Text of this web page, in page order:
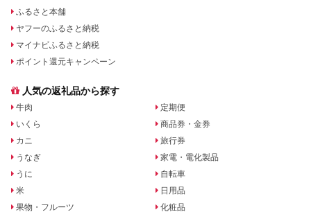
ふるさと本舗
ヤフーのふるさと納税
マイナビふるさと納税
ポイント還元キャンペーン
人気の返礼品から探す
牛肉
いくら
カニ
うなぎ
うに
米
果物・フルーツ
定期便
商品券・金券
旅行券
家電・電化製品
自転車
日用品
化粧品